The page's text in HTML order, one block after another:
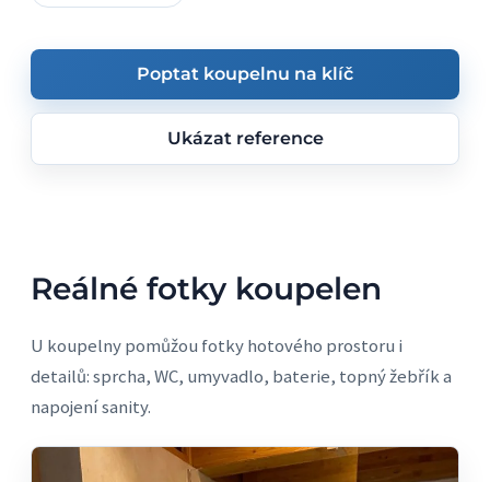
Poptat koupelnu na klíč
Ukázat reference
Reálné fotky koupelen
U koupelny pomůžou fotky hotového prostoru i
detailů: sprcha, WC, umyvadlo, baterie, topný žebřík a
napojení sanity.